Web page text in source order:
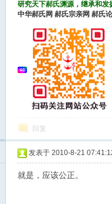
研究天下郝氏渊源，继承和发
中华郝氏网 郝氏宗亲网 郝氏
回复
发表于 2010-8-21
就是，应该公正。